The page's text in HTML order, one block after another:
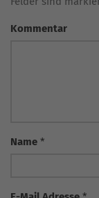
Kommentar
Name *